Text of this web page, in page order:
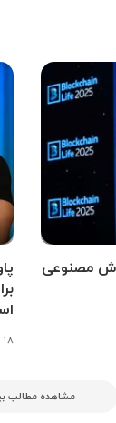
مصنوعی
۱۸ مهر ۱۴۰۴
مشاهده مطالب